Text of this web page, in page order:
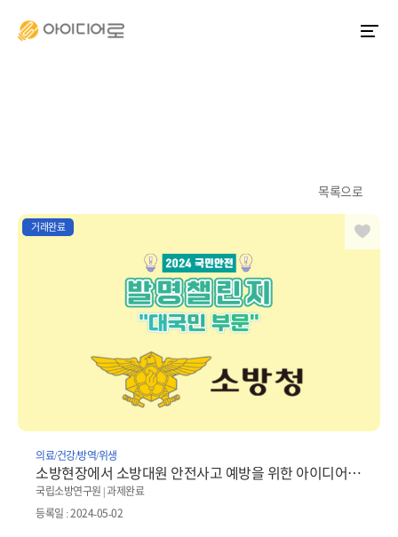
목록으로
거래완료
의료/건강/방역/위생
소방현장에서 소방대원 안전사고 예방을 위한 아이디어 등 자유주제
국립소방연구원 | 과제완료
등록일 : 2024-05-02